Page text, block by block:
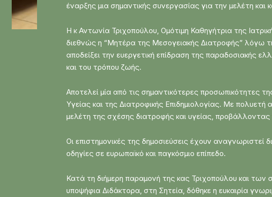
έναρξης μια σημαντικής συνεργασίας για την μελέτη
Η κ Αντωνία Τριχοπούλου, Ομότιμη Καθηγήτρια της
διεθνώς η “Μητέρα της Μεσογειακής Διατροφής” λόγω
αποδείξει την ευεργετική επίδραση της παραδοσιακής
και του τρόπου ζωής.
Αποτελεί μία από τις σημαντικότερες προσωπικότητες
Υγείας και της Διατροφικής Επιδημιολογίας. Με
μελέτη της σχέσης διατροφής και υγείας,
Οι επιστημονικές της δημοσιεύσεις έχουν αναγνωριστεί
οδηγίες σε ευρωπαϊκό και παγκόσμιο επίπεδο.
Κατά τη διήμερη παραμονή της κας Τριχοπούλου και
υποψήφια Διδάκτορα, στη Σητεία, δόθηκε η ευκαιρία